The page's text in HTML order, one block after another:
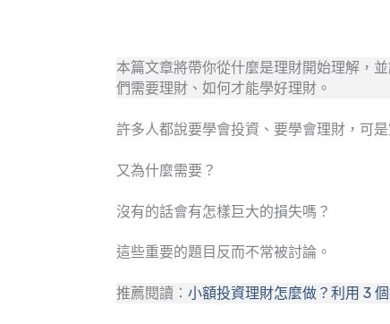
本篇文章將帶你從什麼是理財開始理解，
們需要理財、如何才能學好理財。
許多人都說要學會投資、要學會理財，可
又為什麼需要？
沒有的話會有怎樣巨大的損失嗎？
這些重要的題目反而不常被討論。
推薦閱讀： 小額投資理財怎麼做？利用 3